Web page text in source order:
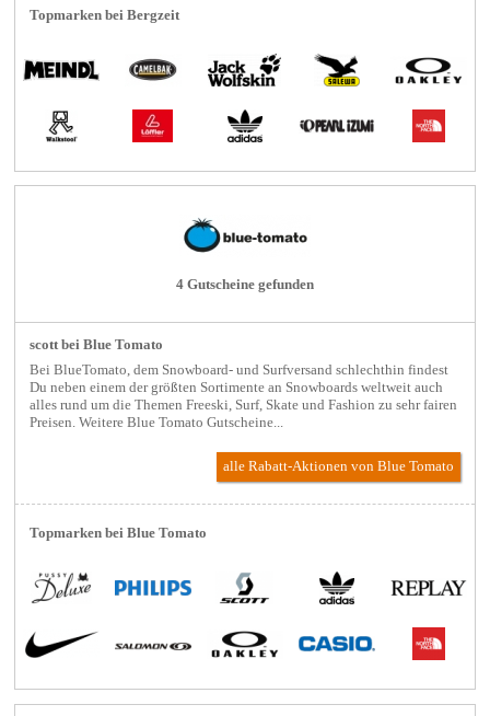
Topmarken bei Bergzeit
4 Gutscheine gefunden
scott bei Blue Tomato
Bei BlueTomato, dem Snowboard- und Surfversand schlechthin findest
Du neben einem der größten Sortimente an Snowboards weltweit auch
alles rund um die Themen Freeski, Surf, Skate und Fashion zu sehr fairen
Preisen. Weitere Blue Tomato Gutscheine...
alle Rabatt-Aktionenvon Blue Tomato
Topmarken bei Blue Tomato